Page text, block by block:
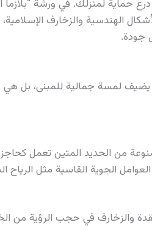
الهندسية والزخارف
جودة.
لمسة جمالية للمبنى، بل
من الحديد المتين تعمل
الجوية القاسية مثل الرياح
والزخارف في حجب الرؤية من